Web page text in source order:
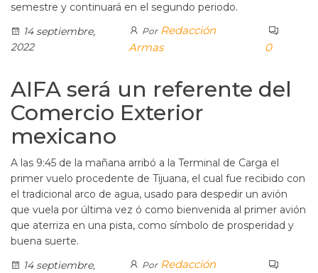
semestre y continuará en el segundo periodo.
14 septiembre,
2022
Por Redacción
Armas
0
AIFA será un referente del
Comercio Exterior
mexicano
A las 9:45 de la mañana arribó a la Terminal de Carga el
primer vuelo procedente de Tijuana, el cual fue recibido con
el tradicional arco de agua, usado para despedir un avión
que vuela por última vez ó como bienvenida al primer avión
que aterriza en una pista, como símbolo de prosperidad y
buena suerte.
14 septiembre,
Por Redacción